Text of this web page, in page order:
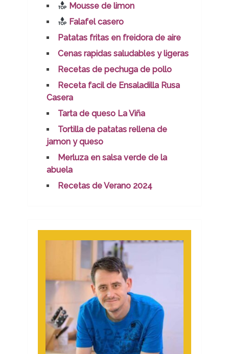
Mousse de limon
Falafel casero
Patatas fritas en freidora de aire
Cenas rapidas saludables y ligeras
Recetas de pechuga de pollo
Receta facil de Ensaladilla Rusa
Casera
Tarta de queso La Viña
Tortilla de patatas rellena de
jamon y queso
Merluza en salsa verde de la
abuela
Recetas de Verano 2024